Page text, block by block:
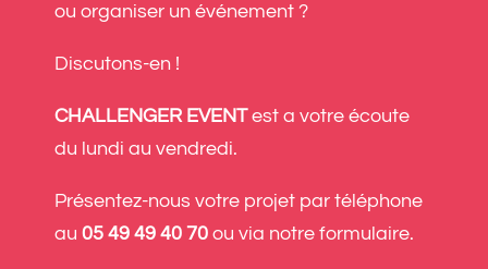
ou organiser un événement ?
Discutons-en !
CHALLENGER EVENT est a votre écoute
du lundi au vendredi.
Présentez-nous votre projet par téléphone
au 05 49 49 40 70 ou via notre formulaire.